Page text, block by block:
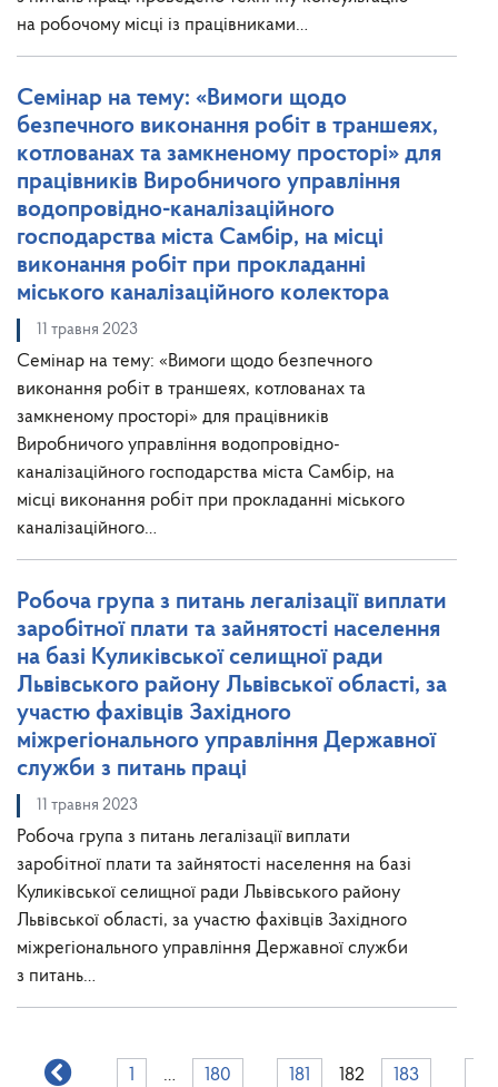
на робочому місці із працівниками…
Семінар на тему: «Вимоги щодо
безпечного виконання робіт в траншеях,
котлованах та замкненому просторі» для
працівників Виробничого управління
водопровідно-каналізаційного
господарства міста Самбір, на місці
виконання робіт при прокладанні
міського каналізаційного колектора
11 травня 2023
Семінар на тему: «Вимоги щодо безпечного
виконання робіт в траншеях, котлованах та
замкненому просторі» для працівників
Виробничого управління водопровідно-
каналізаційного господарства міста Самбір, на
місці виконання робіт при прокладанні міського
каналізаційного…
Робоча група з питань легалізації виплати
заробітної плати та зайнятості населення
на базі Куликівської селищної ради
Львівського району Львівської області, за
участю фахівців Західного
міжрегіонального управління Державної
служби з питань праці
11 травня 2023
Робоча група з питань легалізації виплати
заробітної плати та зайнятості населення на базі
Куликівської селищної ради Львівського району
Львівської області, за участю фахівців Західного
міжрегіонального управління Державної служби
з питань…
… 180 181 182 183